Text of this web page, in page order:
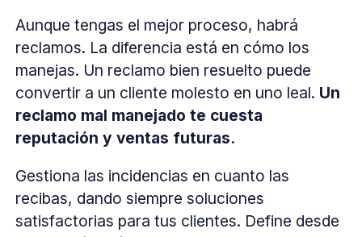
Aunque tengas el mejor proceso, habrá
reclamos. La diferencia está en cómo los
manejas. Un reclamo bien resuelto puede
convertir a un cliente molesto en uno leal. Un
reclamo mal manejado te cuesta
reputación y ventas futuras.
Gestiona las incidencias en cuanto las
recibas, dando siempre soluciones
satisfactorias para tus clientes. Define desde